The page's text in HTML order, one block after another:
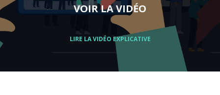
VOIR LA VIDÉO
LIRE LA VIDÉO EXPLICATIVE